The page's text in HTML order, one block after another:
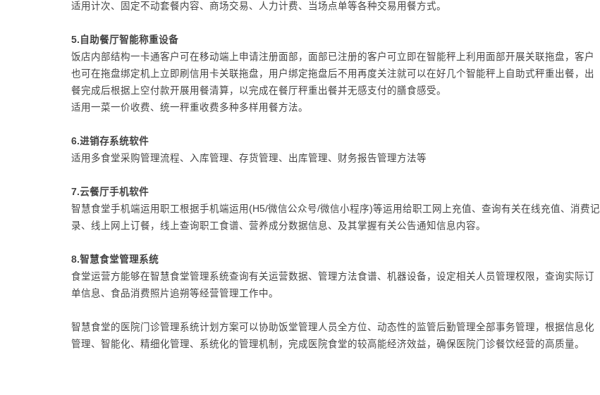
适用计次、固定不动套餐内容、商场交易、人力计费、当场点单等各种交易用餐方式。
5.自助餐厅智能称重设备
饭店内部结构一卡通客户可在移动端上申请注册面部，面部已注册的客户可立即在智能秤上利用面部开展关联拖盘，客户
也可在拖盘绑定机上立即刷信用卡关联拖盘，用户绑定拖盘后不用再度关注就可以在好几个智能秤上自助式秤重出餐，出
餐完成后根据上空付款开展用餐清算，以完成在餐厅秤重出餐并无感支付的膳食感受。
适用一菜一价收费、统一秤重收费多种多样用餐方法。
6.进销存系统软件
适用多食堂采购管理流程、入库管理、存货管理、出库管理、财务报告管理方法等
7.云餐厅手机软件
智慧食堂手机端运用职工根据手机端运用(H5/微信公众号/微信小程序)等运用给职工网上充值、查询有关在线充值、消费记
录、线上网上订餐，线上查询职工食谱、营养成分数据信息、及其掌握有关公告通知信息内容。
8.智慧食堂管理系统
食堂运营方能够在智慧食堂管理系统查询有关运营数据、管理方法食谱、机器设备，设定相关人员管理权限，查询实际订
单信息、食品消费照片追朔等经营管理工作中。
智慧食堂的医院门诊管理系统计划方案可以协助饭堂管理人员全方位、动态性的监管后勤管理全部事务管理，根据信息化
管理、智能化、精细化管理、系统化的管理机制，完成医院食堂的较高能经济效益，确保医院门诊餐饮经营的高质量。